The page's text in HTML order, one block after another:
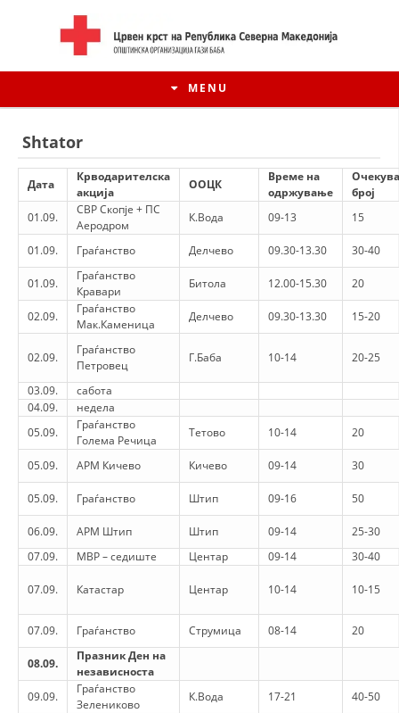
MENU
HISTORIA E LËVIZJES
HISTORIA E KRYQIT TË KUQ
STRUKTURA E ORGANIZATËS
KONTAKT INFORMACIONE
ANËTARËSIMI NË STRUKTURAT PROFESIONALE
LIGJI I KRYQIT TË KUQ
ORGANIZIMI DHE ZHVILLIMI
Shtator
Дата
Крводарителска
акција
ООЦК
Време на
одржување
број
01.09.
СВР Скопје + ПС
Аеродром
К.Вода 09-13 15
01.09. Граѓанство Делчево 09.30-13.30 30-40
01.09.
Граѓанство
Кравари
Битола 12.00-15.30 20
02.09.
Граѓанство
Мак.Каменица
Делчево 09.30-13.30 15-20
02.09.
Граѓанство
Петровец
Г.Баба 10-14 20-25
03.09.
сабота
04.09.
недела
05.09.
Граѓанство
Голема Речица
Тетово 10-14 20
05.09. АРМ Кичево Кичево 09-14 30
05.09. Граѓанство Штип 09-16 50
06.09. АРМ Штип Штип 09-14
25-30
07.09.
МВР – седиште Центар 09-14 30-40
07.09. Катастар Центар 10-14 10-15
07.09. Граѓанство Струмица 08-14 20
08.09.
Празник Ден на
независноста
09.09.
Граѓанство
Зелениково
К.Вода 17-21
40-50